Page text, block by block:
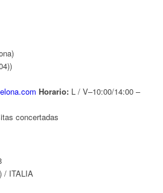
Horario:L / V–10:00/14:00 –
concertadas
/ ITALIA